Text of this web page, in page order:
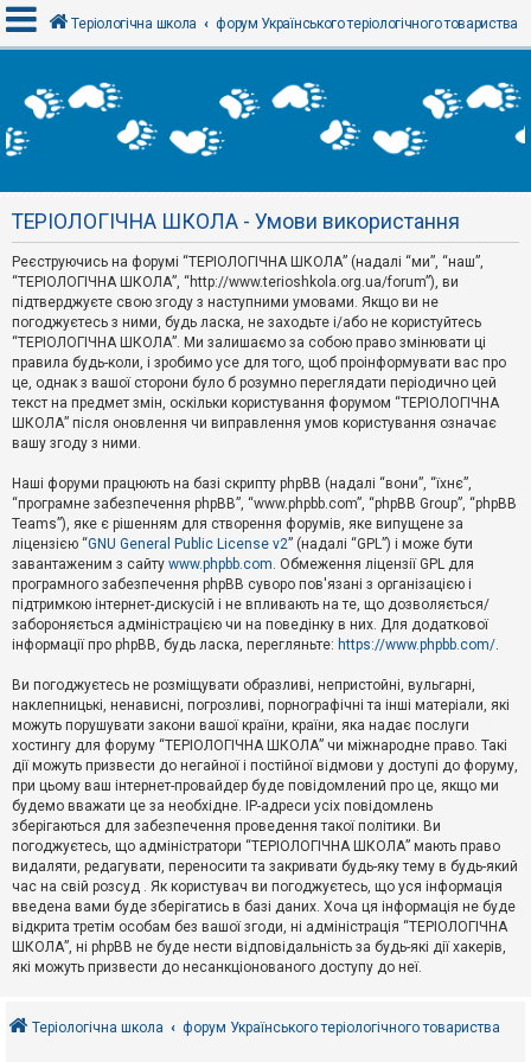
х
і
Р
є
с
т
р
а
ц
я
Т
м
и
б
е
з
в
і
д
п
о
в
д
й
А
к
т
и
в
н
т
е
м
и
о
Теріологічна школа форум Українського теріологічного товариства
ТЕРІОЛОГІЧНА ШКОЛА - Умови використання
Реєструючись на форумі “ТЕРІОЛОГІЧНА ШКОЛА” (надалі “ми”, “наш”,
“ТЕРІОЛОГІЧНА ШКОЛА”, “http://www.terioshkola.org.ua/forum”), ви
підтверджуєте свою згоду з наступними умовами. Якщо ви не
погоджуєтесь з ними, будь ласка, не заходьте і/або не користуйтесь
“ТЕРІОЛОГІЧНА ШКОЛА”. Ми залишаємо за собою право змінювати ці
правила будь-коли, і зробимо усе для того, щоб проінформувати вас про
це, однак з вашої сторони було б розумно переглядати періодично цей
текст на предмет змін, оскільки користування форумом “ТЕРІОЛОГІЧНА
ШКОЛА” після оновлення чи виправлення умов користування означає
вашу згоду з ними.
Наші форуми працюють на базі скрипту phpBB (надалі “вони”, “їхнє”,
“програмне забезпечення phpBB”, “www.phpbb.com”, “phpBB Group”, “phpBB
Teams”), яке є рішенням для створення форумів, яке випущене за
ліцензією “GNU General Public License v2” (надалі “GPL”) і може бути
завантаженим з сайту www.phpbb.com. Обмеження ліцензії GPL для
програмного забезпечення phpBB суворо пов'язані з організацією і
підтримкою інтернет-дискусій і не впливають на те, що дозволяється/
забороняється адміністрацією чи на поведінку в них. Для додаткової
інформації про phpBB, будь ласка, перегляньте: https://www.phpbb.com/.
Ви погоджуєтесь не розміщувати образливі, непристойні, вульгарні,
наклепницькі, ненависні, погрозливі, порнографічні та інші матеріали, які
можуть порушувати закони вашої країни, країни, яка надає послуги
хостингу для форуму “ТЕРІОЛОГІЧНА ШКОЛА” чи міжнародне право. Такі
дії можуть призвести до негайної і постійної відмови у доступі до форуму,
при цьому ваш інтернет-провайдер буде повідомлений про це, якщо ми
будемо вважати це за необхідне. IP-адреси усіх повідомлень
зберігаються для забезпечення проведення такої політики. Ви
погоджуєтесь, що адміністратори “ТЕРІОЛОГІЧНА ШКОЛА” мають право
видаляти, редагувати, переносити та закривати будь-яку тему в будь-який
час на свій розсуд . Як користувач ви погоджуєтесь, що уся інформація
введена вами буде зберігатись в базі даних. Хоча ця інформація не буде
відкрита третім особам без вашої згоди, ні адміністрація “ТЕРІОЛОГІЧНА
ШКОЛА”, ні phpBB не буде нести відповідальність за будь-які дії хакерів,
які можуть призвести до несанкціонованого доступу до неї.
Теріологічна школа форум Українського теріологічного товариства